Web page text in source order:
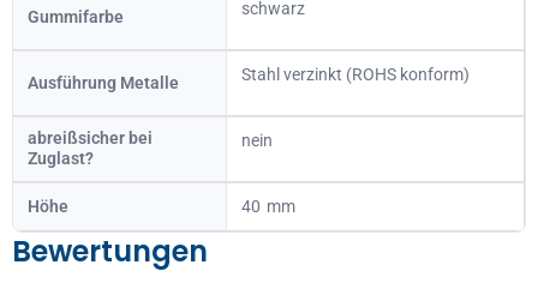
Gummifarbe schwarz
Ausführung Metalle Stahl verzinkt (ROHS konform)
abreißsicher bei
Zuglast?
nein
Höhe 40
Bewertungen